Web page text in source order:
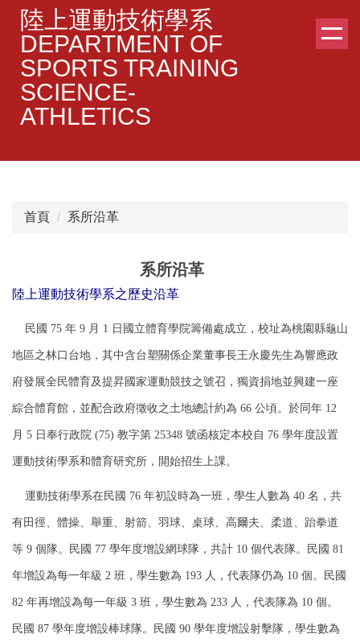
陸上運動技術學系
DEPARTMENT OF
SPORTS TRAINING
SCIENCE-
ATHLETICS
首頁 系所沿革
系所沿革
陸上運動技術學系之歷史沿革
民國 75 年 9 月 1 日國立體育學院籌備處成立，校址為桃園縣龜山
地區之林口台地，其中含台塑關係企業董事長王永慶先生為響應政
府發展全民體育及提昇國家運動競技之號召，獨資捐地並興建一座
綜合體育館，並配合政府徵收之土地總計約為 66 公頃。於同年 12
月 5 日奉行政院 (75) 教字第 25348 號函核定本校自 76 學年度設置
運動技術學系和體育研究所，開始招生上課。
運動技術學系在民國 76 年初設時為一班，學生人數為 40 名，共
有田徑、體操、舉重、射箭、羽球、桌球、高爾夫、柔道、跆拳道
等 9 個隊。民國 77 學年度增設網球隊，共計 10 個代表隊。民國 81
年增設為每一年級 2 班，學生數為 193 人，代表隊仍為 10 個。民國
82 年再增設為每一年級 3 班，學生數為 233 人，代表隊為 10 個。
民國 87 學年度增設棒球隊。民國 90 學年度增設射擊隊，學生數為